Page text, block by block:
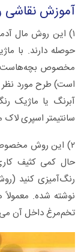
آموزش نقاشی
۱) این روش مال
حوصله دارند. با
مخصوص بچه‌هاست
است) طرح مورد نظر
سانتیمتر اسپری
۲) این روش
حال کمی کثیف
رنگ‌آمیزی کنید
نوشته شده.
تخم‌مرغ داخل آن می